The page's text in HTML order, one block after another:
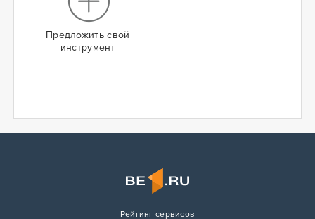
Предложить свой
инструмент
Рейтинг сервисов